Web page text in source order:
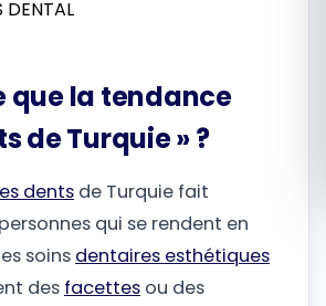
Русский
que la tendance
de Turquie » ?
dents de Turquie fait
qui se rendent en
soins dentaires esthétiques
des facettes ou des